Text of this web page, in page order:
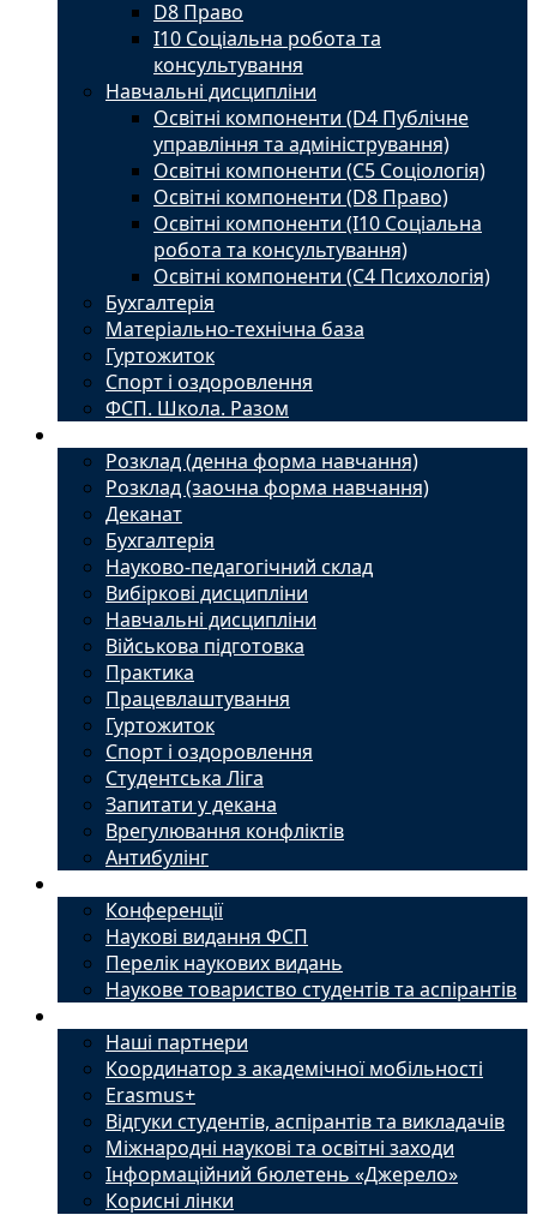
D8 Право
I10 Соціальна робота та
консультування
Навчальні дисципліни
Освітні компоненти (D4 Публічне
управління та адміністрування)
Освітні компоненти (С5 Соціологія)
Освітні компоненти (D8 Право)
Освітні компоненти (I10 Соціальна
робота та консультування)
Освітні компоненти (С4 Психологія)
Бухгалтерія
Матеріально-технічна база
Гуртожиток
Спорт і оздоровлення
ФСП. Школа. Разом
Розклад (денна форма навчання)
Розклад (заочна форма навчання)
Деканат
Бухгалтерія
Науково-педагогічний склад
Вибіркові дисципліни
Навчальні дисципліни
Військова підготовка
Практика
Працевлаштування
Гуртожиток
Спорт і оздоровлення
Студентська Ліга
Запитати у декана
Врегулювання конфліктів
Антибулінг
Конференції
Наукові видання ФСП
Перелік наукових видань
Наукове товариство студентів та аспірантів
Наші партнери
Координатор з академічної мобільності
Erasmus+
Відгуки студентів, аспірантів та викладачів
Міжнародні наукові та освітні заходи
Інформаційний бюлетень «Джерело»
Корисні лінки